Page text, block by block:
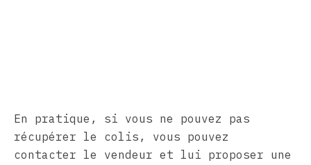
En pratique, si vous ne pouvez pas
récupérer le colis, vous pouvez
contacter le vendeur et lui proposer une